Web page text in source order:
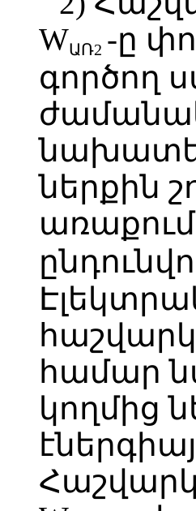
WԱՌ2 -ը
գործող
ներքին
համար
կողմից